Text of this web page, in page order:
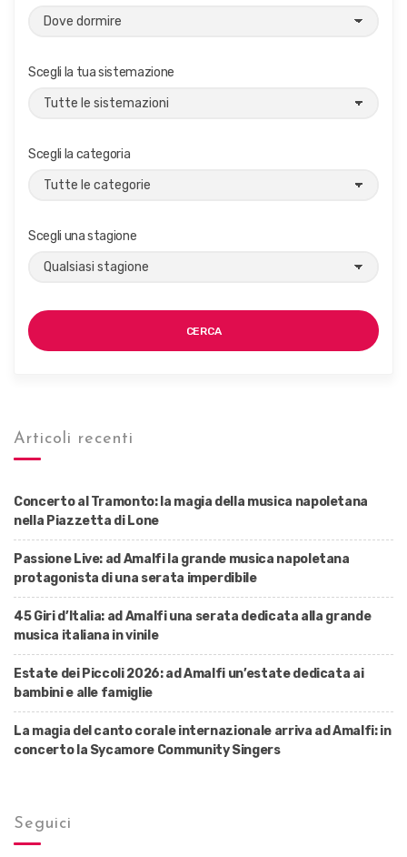
Scegli la tua sistemazione
Scegli la categoria
Scegli una stagione
CERCA
Articoli recenti
Concerto al Tramonto: la magia della musica napoletana
nella Piazzetta di Lone
Passione Live: ad Amalfi la grande musica napoletana
protagonista di una serata imperdibile
45 Giri d’Italia: ad Amalfi una serata dedicata alla grande
musica italiana in vinile
Estate dei Piccoli 2026: ad Amalfi un’estate dedicata ai
bambini e alle famiglie
La magia del canto corale internazionale arriva ad Amalfi: in
concerto la Sycamore Community Singers
Seguici